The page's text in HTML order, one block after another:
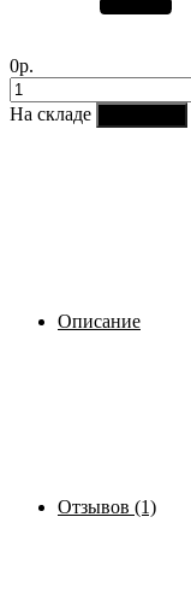
0р.
На складе
Описание
Отзывов (1)